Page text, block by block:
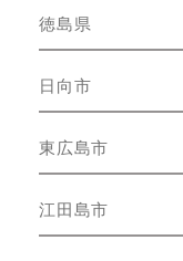
徳島県
日向市
東広島市
江田島市